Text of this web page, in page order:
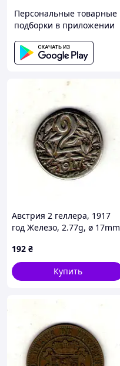
Персональные товарные
подборки в приложении
Австрия 2 геллера, 1917
год Железо, 2.77g, ø 17mm
192 ₴
Купить